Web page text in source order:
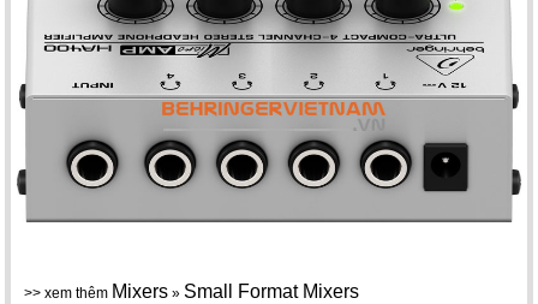
>> xem thêm Mixers » Small Format Mixers